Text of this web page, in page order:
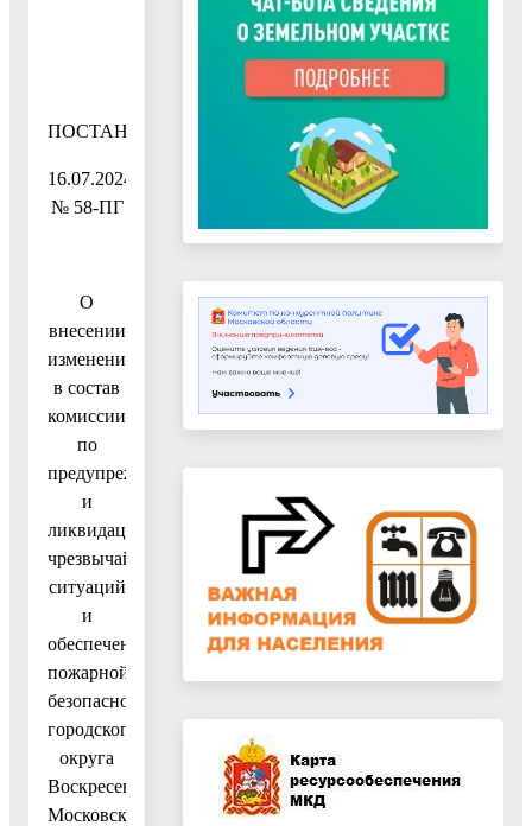
ПОСТАНОВЛЕНИЕ
16.07.2024
№ 58-ПГ
О
внесении
изменений
в состав
комиссии
по
предупреждению
и
ликвидации
чрезвычайных
ситуаций
и
обеспечению
пожарной
безопасности
городского
округа
Воскресенск
Московской